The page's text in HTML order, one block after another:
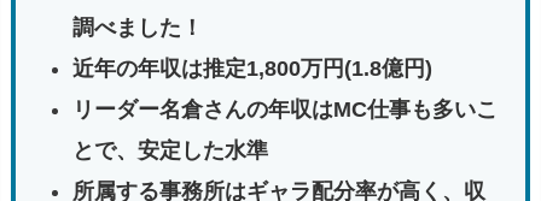
調べました！
近年の年収は推定1,800万円(1.8億円)
リーダー名倉さんの年収はMC仕事も多いこ
とで、安定した水準
所属する事務所はギャラ配分率が高く、収